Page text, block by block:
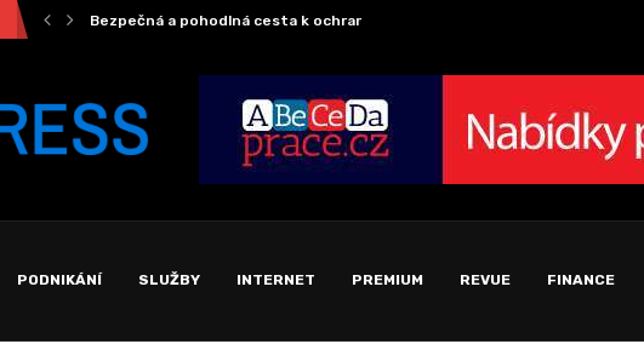
Schránka se vzorky z planetky Bennu úspěšně přistála...
PODNIKÁNÍ SLUŽBY INTERNET PREMIUM REVUE FINANCE